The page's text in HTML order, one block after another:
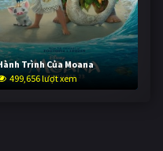
Trình Của Moana
499,656 lượt xem